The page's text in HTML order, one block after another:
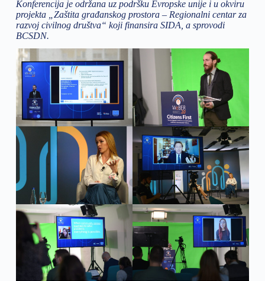
Konferencija je održana uz podršku Evropske unije i u okviru
projekta „Zaštita građanskog prostora – Regionalni centar za
razvoj civilnog društva“ koji finansira SIDA, a sprovodi
BCSDN.